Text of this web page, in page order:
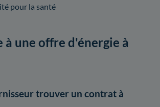
pour la santé
à une offre d'énergie à
trouver un contrat à